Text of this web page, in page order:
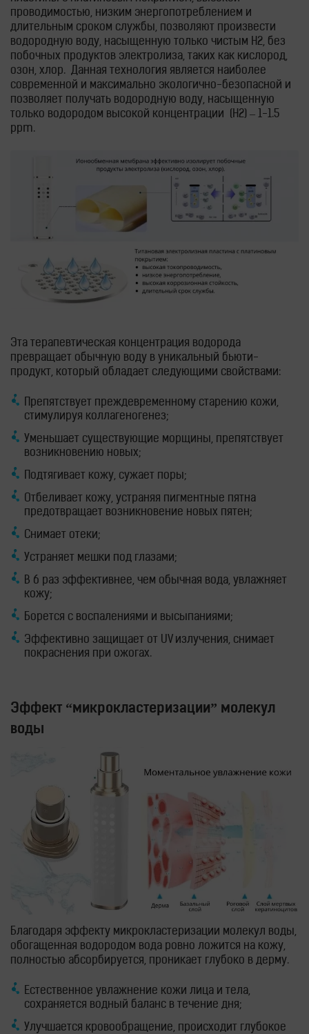
проводимостью, низким энергопотреблением и
длительным сроком службы, позволяют произвести
водородную воду, насыщенную только чистым H2, без
побочных продуктов электролиза, таких как кислород,
озон, хлор. Данная технология является наиболее
современной и максимально экологично-безопасной и
позволяет получать водородную воду, насыщенную
только водородом высокой концентрации (Н2) – 1-1.5
ppm.
Эта терапевтическая концентрация водорода
превращает обычную воду в уникальный бьюти-
продукт, который обладает следующими свойствами:
Препятствует преждевременному старению кожи,
стимулируя коллагеногенез;
Уменьшает существующие морщины, препятствует
возникновению новых;
Подтягивает кожу, сужает поры;
Отбеливает кожу, устраняя пигментные пятна
предотвращает возникновение новых пятен;
Снимает отеки;
Устраняет мешки под глазами;
В 6 раз эффективнее, чем обычная вода, увлажняет
кожу;
Борется с воспалениями и высыпаниями;
Эффективно защищает от UV излучения, снимает
покраснения при ожогах.
Эффект “микрокластеризации” молекул
воды
Благодаря эффекту микрокластеризации молекул воды,
обогащенная водородом вода ровно ложится на кожу,
полностью абсорбируется, проникает глубоко в дерму.
Естественное увлажнение кожи лица и тела,
сохраняется водный баланс в течение дня;
Улучшается кровообращение, происходит глубокое